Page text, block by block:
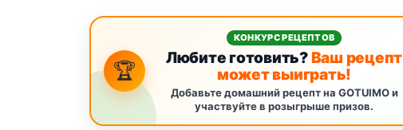
🏆
КОНКУРС РЕЦЕПТОВ
Любите готовить?Ваш рецепт
может выиграть!
Добавьте домашний рецепт на GOTUIMO и
участвуйте в розыгрыше призов.